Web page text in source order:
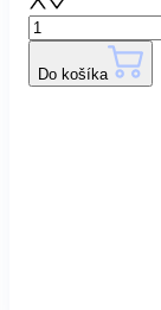
Do košíka